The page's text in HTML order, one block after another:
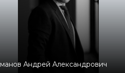
Присекина Наталья Геннадьевна